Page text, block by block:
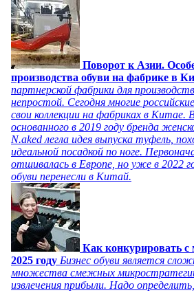
Поворот к Азии.
производства обуви на фабрике в
партнерской фабрики для
непростой. Сегодня многие
свои коллекции на фабриках в Китае.
основанного в 2019 году бренда
N.aked легла идея выпуска туфель,
идеальной посадкой по ноге.
отшивалась в Европе, но уже в 2022
обуви перенесли в Китай.
Как конкурировать с
2025 году Бизнес обуви является
множества смежных
извлечения прибыли. Надо